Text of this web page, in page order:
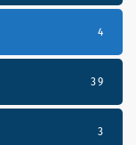
4
39
3